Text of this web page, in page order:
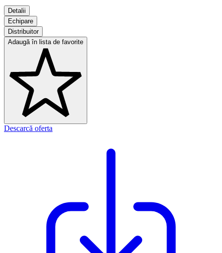
Detalii
Echipare
Distribuitor
Adaugă în lista de favorite
Descarcă oferta